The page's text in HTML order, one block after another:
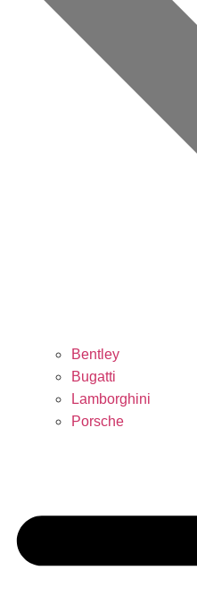
Bentley
Bugatti
Lamborghini
Porsche